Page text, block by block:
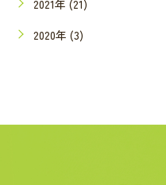
2021年 (21)
2020年 (3)